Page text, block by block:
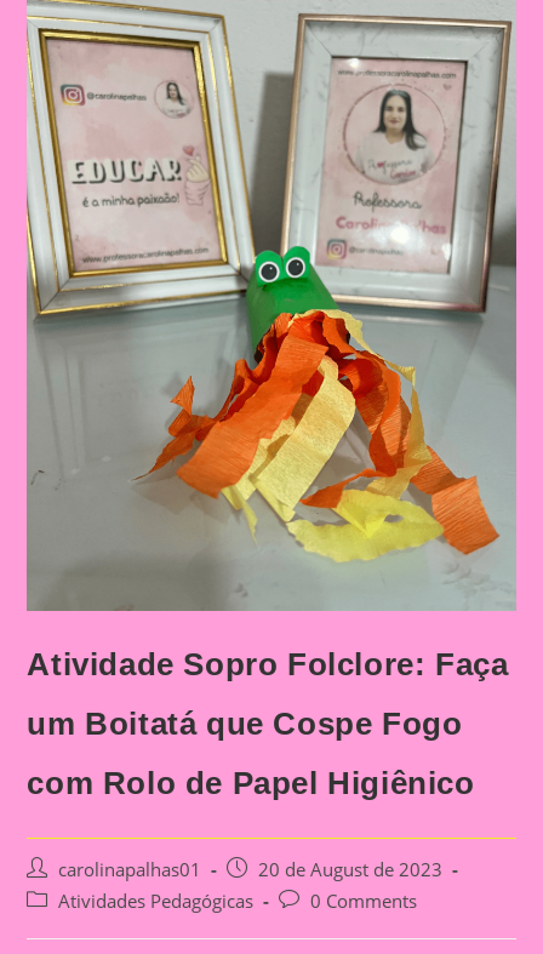
Atividade Sopro Folclore: Faça
um Boitatá que Cospe Fogo
com Rolo de Papel Higiênico
Post
author:
carolinapalhas01
Post
published:
20 de August de 2023
PostAtividades Pedagógicas
Post0 Comments